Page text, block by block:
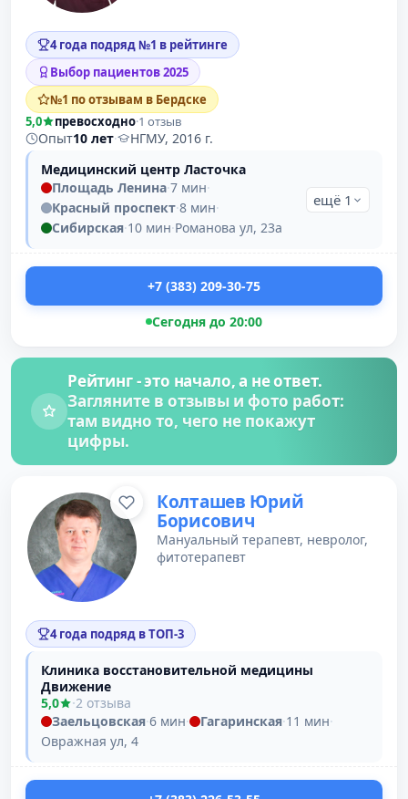
4 года подряд №1 в рейтинге
Выбор пациентов 2025
№1 по отзывам в Бердске
5,0
превосходно·1 отзыв
Опыт10 лет·
НГМУ, 2016 г.
Медицинский центр Ласточка
Площадь Ленина·7 мин·
Красный проспект·8 мин·
Сибирская·10 мин·Романова ул, 23а
ещё 1
+7 (383) 209-30-75
Сегодня до 20:00
Рейтинг - это начало, а не ответ.
Загляните в отзывы и фото работ:
там видно то, чего не покажут
цифры.
Колташев Юрий
Борисович
Мануальный терапевт, невролог,
фитотерапевт
4 года подряд в ТОП-3
Клиника восстановительной медицины
Движение
5,0
·2 отзыва
Заельцовская·6 мин· Гагаринская·11 мин·
Овражная ул, 4